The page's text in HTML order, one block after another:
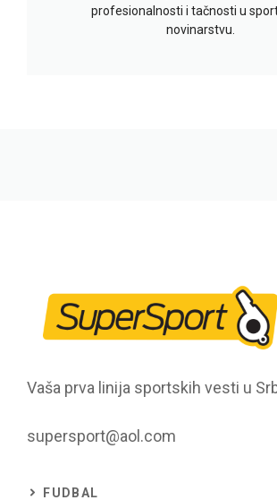
profesionalnosti i tačnosti u
novinarstvu.
Vaša prva linija sportskih vesti u
supersport@aol.com
FUDBAL